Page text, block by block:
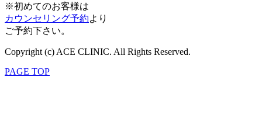
※初めてのお客様は
カウンセリング予約より
ご予約下さい。
Copyright (c) ACE CLINIC. All Rights Reserved.
PAGE TOP